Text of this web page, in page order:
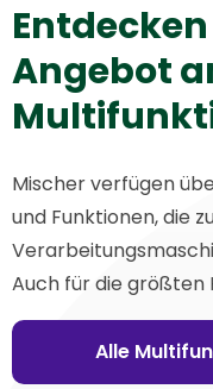
Angebot
Mischer verfügen
und Funktionen, die
Auch für die größten
Alle